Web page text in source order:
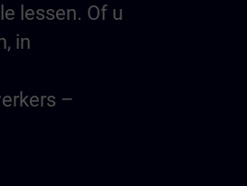
lessen. Of u
in
–